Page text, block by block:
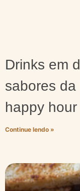
Drinks em
sabores
happy
Continue lendo »